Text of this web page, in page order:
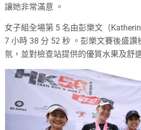
讓她非常滿意 。
女子組全場第 5 名由彭樂文（
7 小時 38 分 52 秒 。 彭樂文賽後盛讚
氛，並對檢查站提供的優質水果及舒